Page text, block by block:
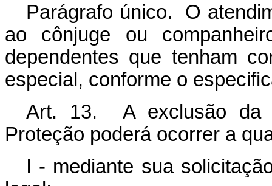
Parágrafo único. O
ao cônjuge ou
dependentes que tenham
especial, conforme o
Art. 13. A exclusão da
Proteção poderá ocorrer a
I - mediante sua